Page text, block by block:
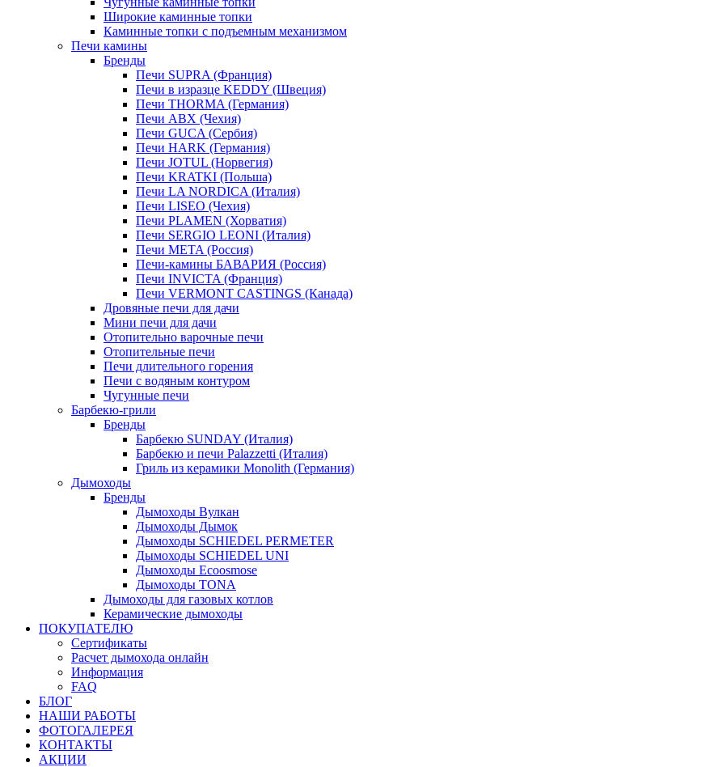
Широкие каминные топки
Каминные топки с подъемным механизмом
Печи камины
Бренды
Печи SUPRA (Франция)
Печи в изразце KEDDY (Швеция)
Печи THORMA (Германия)
Печи ABX (Чехия)
Печи GUCA (Сербия)
Печи HARK (Германия)
Печи JOTUL (Норвегия)
Печи KRATKI (Польша)
Печи LA NORDICA (Италия)
Печи LISEO (Чехия)
Печи PLAMEN (Хорватия)
Печи SERGIO LEONI (Италия)
Печи META (Россия)
Печи-камины БАВАРИЯ (Россия)
Печи INVICTA (Франция)
Печи VERMONT CASTINGS (Канада)
Дровяные печи для дачи
Мини печи для дачи
Отопительно варочные печи
Отопительные печи
Печи длительного горения
Печи с водяным контуром
Чугунные печи
Барбекю-грили
Бренды
Барбекю SUNDAY (Италия)
Барбекю и печи Palazzetti (Италия)
Гриль из керамики Monolith (Германия)
Дымоходы
Бренды
Дымоходы Вулкан
Дымоходы Дымок
Дымоходы SCHIEDEL PERMETER
Дымоходы SCHIEDEL UNI
Дымоходы Ecoosmose
Дымоходы TONA
Дымоходы для газовых котлов
Керамические дымоходы
ПОКУПАТЕЛЮ
Сертификаты
Расчет дымохода онлайн
Информация
FAQ
БЛОГ
НАШИ РАБОТЫ
ФОТОГАЛЕРЕЯ
КОНТАКТЫ
АКЦИИ